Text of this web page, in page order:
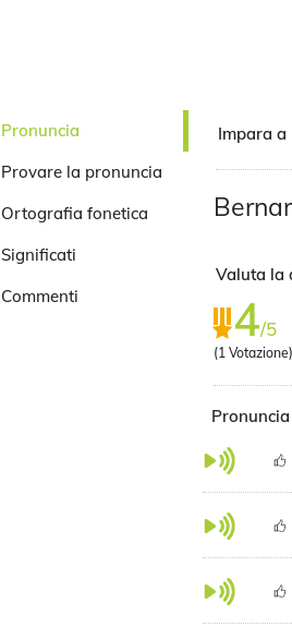
Pronuncia
Provare la pronuncia
Ortografia fonetica
Significati
Commenti
Impara a
Valuta la
4/5
(1 Votazione)